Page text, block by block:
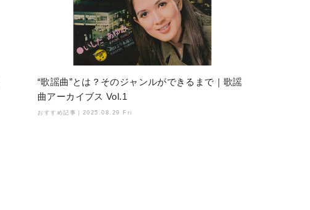
“歌謡曲”とは？そのジャンルができるまで｜歌謡
曲アーカイブス Vol.1
おすすめ記事｜ 2025.08.29 Fri